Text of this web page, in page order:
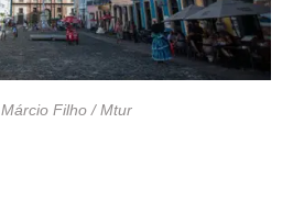
Filho / Mtur